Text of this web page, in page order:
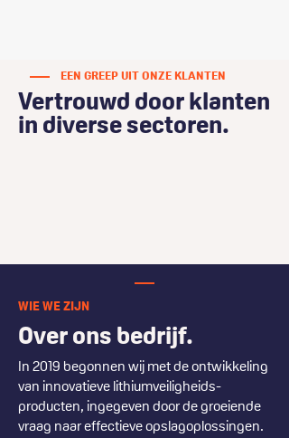
EEN GREEP UIT ONZE KLANTEN
Vertrouwd door klanten
in diverse sectoren.
WIE WE ZIJN
Over ons bedrijf.
In 2019 begonnen wij met de ontwikkeling
van innovatieve lithium­veiligheids­
producten, ingegeven door de groeiende
vraag naar effectieve opslag­oplossingen.